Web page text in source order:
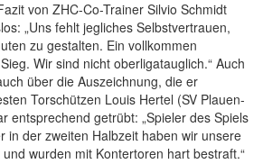
von ZHC-Co-Trainer Silvio Schmidt
„Uns fehlt jegliches Selbstvertrauen,
zu gestalten. Ein vollkommen
Wir sind nicht oberligatauglich.“ Auch
über die Auszeichnung, die er
Torschützen Louis Hertel (SV Plauen-
entsprechend getrübt: „Spieler des Spiels
in der zweiten Halbzeit haben wir unsere
wurden mit Kontertoren hart bestraft.“